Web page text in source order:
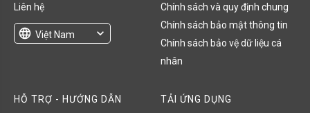
Liên hệ
language Việt Nam
expand_more
Chính sách và quy định chung
Chính sách bảo mật thông tin
Chính sách bảo vệ dữ liệu cá
nhân
HỖ TRỢ - HƯỚNG DẪN TẢI ỨNG DỤNG